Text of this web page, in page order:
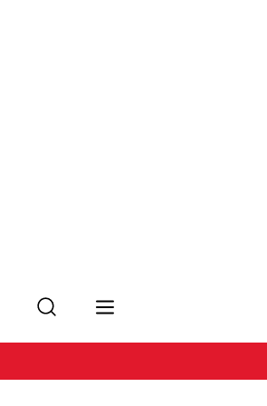
Recherche